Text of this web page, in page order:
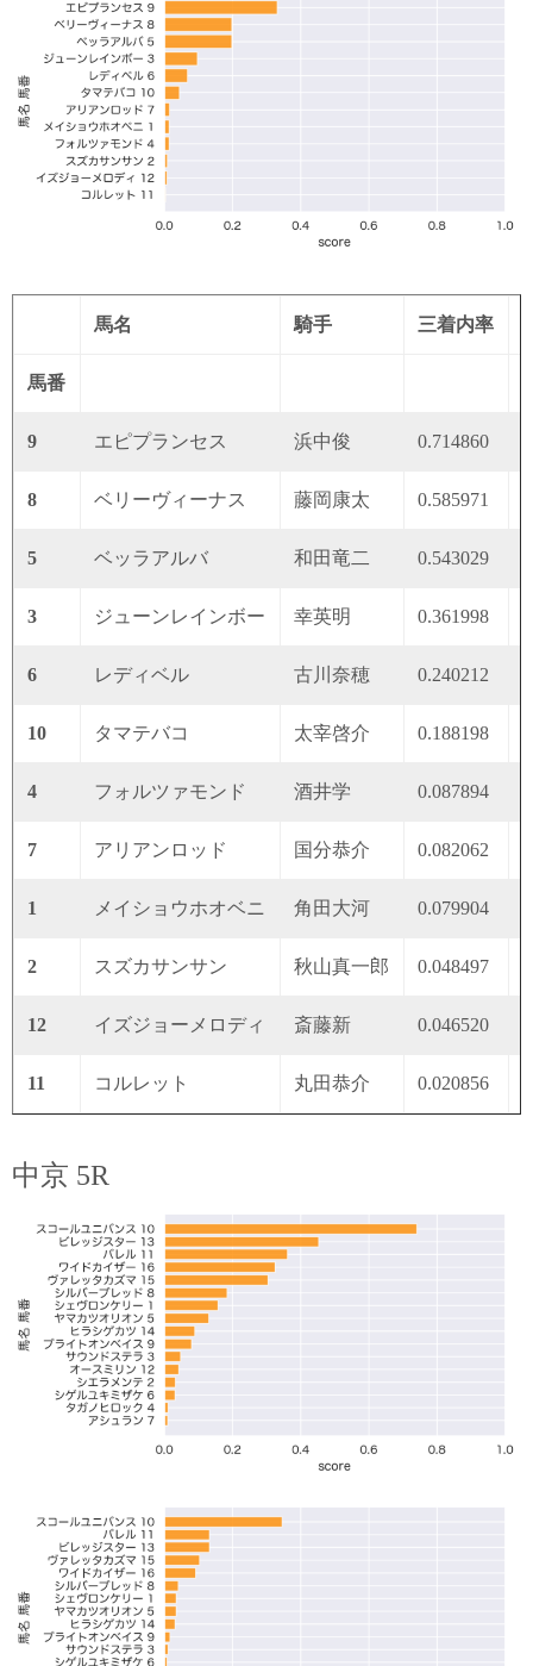
馬名 騎手 三着内率
馬番
9 エピプランセス 浜中俊 0.714860
8 ベリーヴィーナス 藤岡康太 0.585971
5 ベッラアルバ 和田竜二 0.543029
3 ジューンレインボー 幸英明 0.361998
6 レディベル 古川奈穂 0.240212
10 タマテバコ 太宰啓介 0.188198
4 フォルツァモンド 酒井学 0.087894
7 アリアンロッド 国分恭介 0.082062
1 メイショウホオベニ 角田大河 0.079904
2 スズカサンサン 秋山真一郎 0.048497
12 イズジョーメロディ 斎藤新 0.046520
11 コルレット 丸田恭介 0.020856
中京 5R